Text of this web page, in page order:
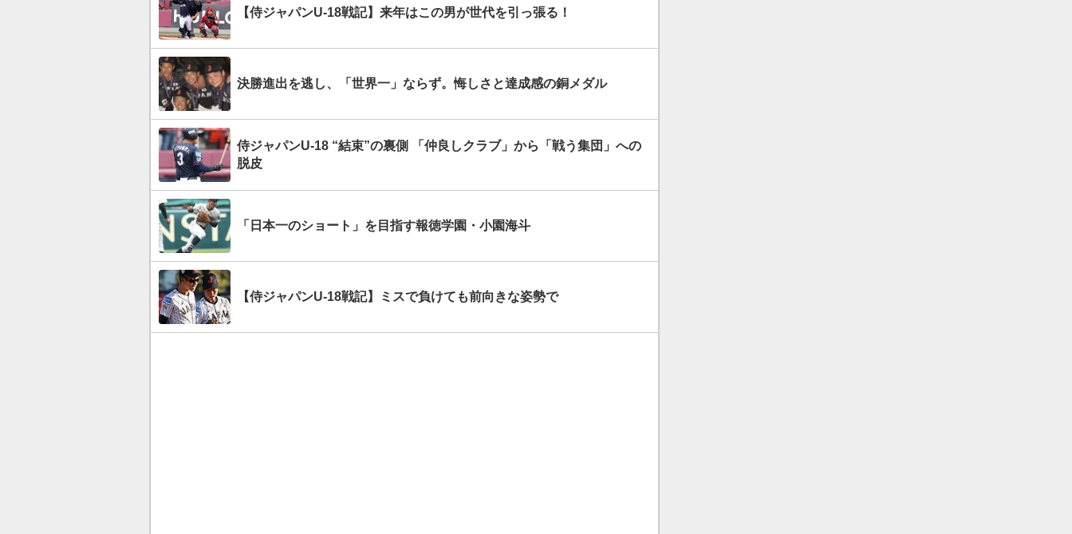
【侍ジャパンU-18戦記】来年はこの男が世代を引っ張る！
決勝進出を逃し、「世界一」ならず。悔しさと達成感の銅メダル
侍ジャパンU-18 “結束”の裏側 「仲良しクラブ」から「戦う集団」への
脱皮
「日本一のショート」を目指す報徳学園・小園海斗
【侍ジャパンU-18戦記】ミスで負けても前向きな姿勢で